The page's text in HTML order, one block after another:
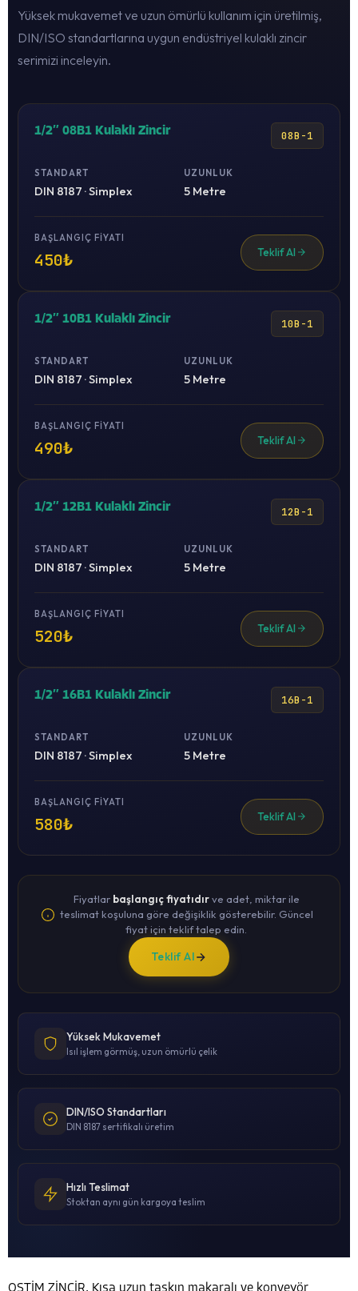
Yüksek mukavemet ve uzun ömürlü kullanım için üretilmiş,
DIN/ISO standartlarına uygun endüstriyel kulaklı zincir
serimizi inceleyin.
1/2″ 08B1 Kulaklı Zincir 08B-1
STANDART
DIN 8187 · Simplex
UZUNLUK
5 Metre
BAŞLANGIÇ FIYATI
450₺ Teklif Al
1/2″ 10B1 Kulaklı Zincir 10B-1
STANDART
DIN 8187 · Simplex
UZUNLUK
5 Metre
BAŞLANGIÇ FIYATI
490₺ Teklif Al
1/2″ 12B1 Kulaklı Zincir 12B-1
STANDART
DIN 8187 · Simplex
UZUNLUK
5 Metre
BAŞLANGIÇ FIYATI
520₺ Teklif Al
1/2″ 16B1 Kulaklı Zincir 16B-1
STANDART
DIN 8187 · Simplex
UZUNLUK
5 Metre
BAŞLANGIÇ FIYATI
580₺ Teklif Al
Fiyatlar başlangıç fiyatıdırve adet, miktar ile
teslimat koşuluna göre değişiklik gösterebilir. Güncel
fiyat için teklif talep edin.
Teklif Al
Yüksek Mukavemet
Isıl işlem görmüş, uzun ömürlü çelik
DIN/ISO Standartları
DIN 8187 sertifikalı üretim
Hızlı Teslimat
Stoktan aynı gün kargoya teslim